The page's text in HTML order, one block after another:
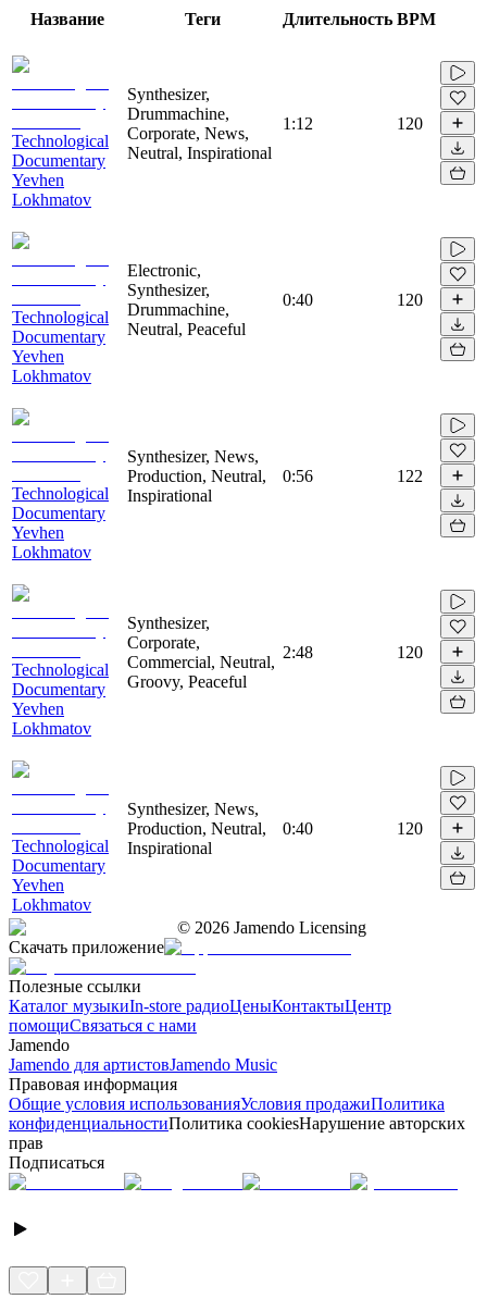
Название Теги Длительность BPM
Technological
Documentary
Yevhen
Lokhmatov
Synthesizer,
Drummachine,
Corporate, News,
Neutral, Inspirational
1:12 120
Technological
Documentary
Yevhen
Lokhmatov
Electronic,
Synthesizer,
Drummachine,
Neutral, Peaceful
0:40 120
Technological
Documentary
Yevhen
Lokhmatov
Synthesizer, News,
Production, Neutral,
Inspirational
0:56 122
Technological
Documentary
Yevhen
Lokhmatov
Synthesizer,
Corporate,
Commercial, Neutral,
Groovy, Peaceful
2:48 120
Technological
Documentary
Yevhen
Lokhmatov
Synthesizer, News,
Production, Neutral,
Inspirational
0:40 120
© 2026 Jamendo Licensing
Скачать приложение
Полезные ссылки
Каталог музыкиIn-store радиоЦеныКонтактыЦентр
помощиСвязаться с нами
Jamendo
Jamendo для артистовJamendo Music
Правовая информация
Общие условия использованияУсловия продажиПолитика
конфиденциальностиПолитика cookiesНарушение авторских
прав
Подписаться